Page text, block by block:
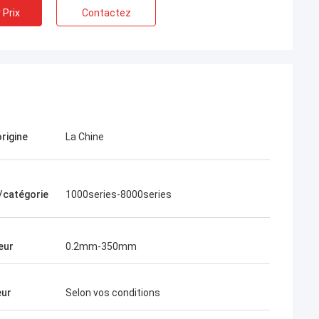
nous
commercial
ont été
Prix Contactez
La Chine
catégorie 1000series-8000series
0.2mm-350mm
Selon vos conditions